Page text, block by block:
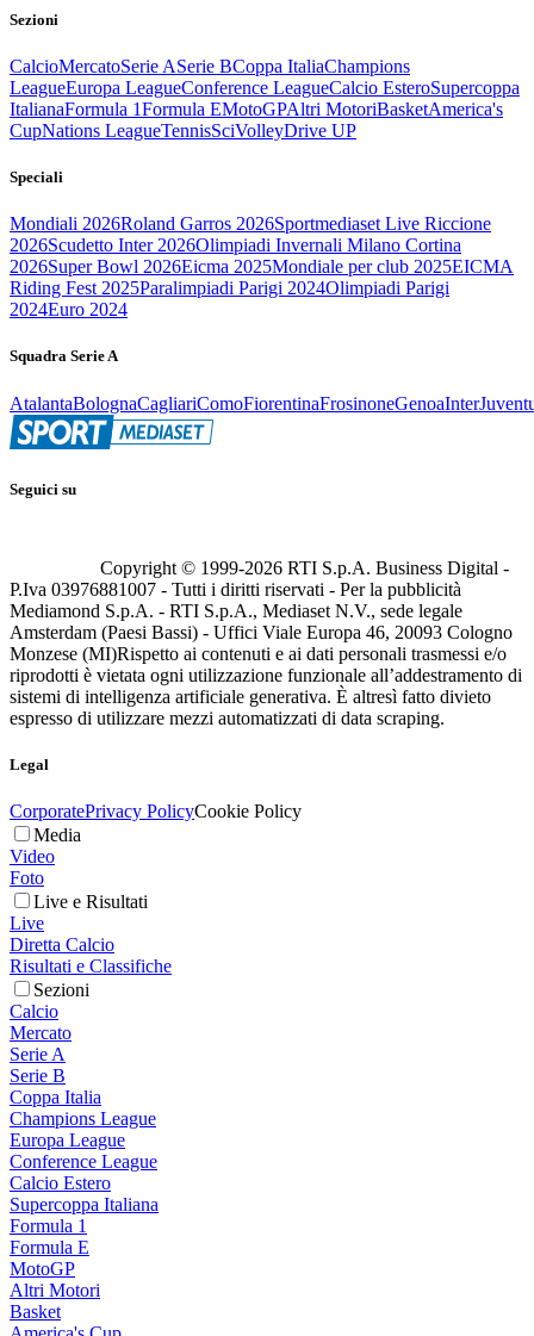
Sezioni
CalcioMercatoSerie ASerie BCoppa ItaliaChampions
LeagueEuropa LeagueConference LeagueCalcio EsteroSupercoppa
ItalianaFormula 1Formula EMotoGPAltri MotoriBasketAmerica's
CupNations LeagueTennisSciVolleyDrive UP
Speciali
Mondiali 2026Roland Garros 2026Sportmediaset Live Riccione
2026Scudetto Inter 2026Olimpiadi Invernali Milano Cortina
2026Super Bowl 2026Eicma 2025Mondiale per club 2025EICMA
Riding Fest 2025Paralimpiadi Parigi 2024Olimpiadi Parigi
2024Euro 2024
Squadra Serie A
AtalantaBolognaCagliariComoFiorentinaFrosinoneGenoaInter
Seguici su
Copyright © 1999-2026 RTI S.p.A. Business Digital -
P.Iva 03976881007 - Tutti i diritti riservati - Per la pubblicità
Mediamond S.p.A. - RTI S.p.A., Mediaset N.V., sede legale
Amsterdam (Paesi Bassi) - Uffici Viale Europa 46, 20093 Cologno
Monzese (MI)Rispetto ai contenuti e ai dati personali trasmessi e/o
riprodotti è vietata ogni utilizzazione funzionale all’addestramento di
sistemi di intelligenza artificiale generativa. È altresì fatto divieto
espresso di utilizzare mezzi automatizzati di data scraping.
Legal
CorporatePrivacy PolicyCookie Policy
Media
Video
Foto
Live e Risultati
Live
Diretta Calcio
Risultati e Classifiche
Sezioni
Calcio
Mercato
Serie A
Serie B
Coppa Italia
Champions League
Europa League
Conference League
Calcio Estero
Supercoppa Italiana
Formula 1
Formula E
MotoGP
Altri Motori
Basket